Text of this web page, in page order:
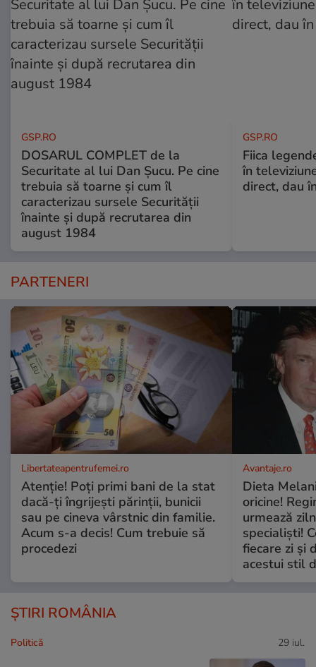
GSP.RO
DOSARUL COMPLET de la
Securitate al lui Dan Șucu. Pe cine
trebuia să toarne și cum îl
caracterizau sursele Securității
înainte și după recrutarea din
august 1984
GSP.RO
Fiica
în
direct, dau
PARTENERI
Libertateapentrufemei.ro
Atenție! Poți primi bani de la stat
dacă-ți îngrijești părinții, bunicii
sau pe cineva vârstnic din familie.
Acum s-a decis! Cum trebuie să
procedezi
Avantaje.ro
Dieta
oricine!
urmează
specialiști!
fiecare zi și
acestui stil
ȘTIRI ROMÂNIA
Politică 29 iul.